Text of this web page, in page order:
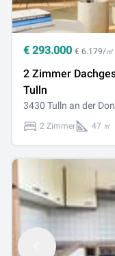
€ 293.000 € 6.179/㎡
2 Zimmer
Tulln
3430 Tulln an der
2 Zimmer 47 ㎡